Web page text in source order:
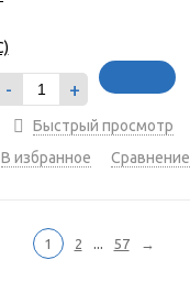
- +
Быстрый просмотр
В избранное
Сравнение
1 2 ... 57 →